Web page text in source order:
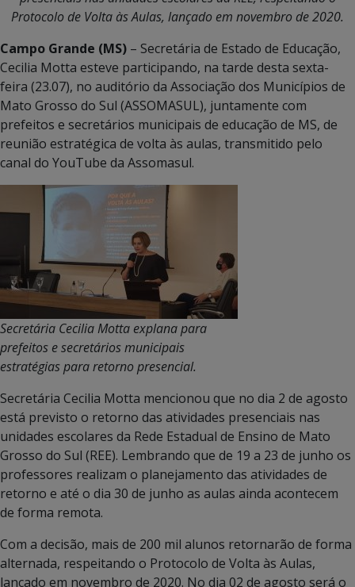
Protocolo de Volta às Aulas, lançado em novembro de 2020.
Campo Grande (MS) – Secretária de Estado de Educação,
Cecilia Motta esteve participando, na tarde desta sexta-
feira (23.07), no auditório da Associação dos Municípios de
Mato Grosso do Sul (ASSOMASUL), juntamente com
prefeitos e secretários municipais de educação de MS, de
reunião estratégica de volta às aulas, transmitido pelo
canal do YouTube da Assomasul.
Secretária Cecilia Motta explana para
prefeitos e secretários municipais
estratégias para retorno presencial.
Secretária Cecilia Motta mencionou que no dia 2 de agosto
está previsto o retorno das atividades presenciais nas
unidades escolares da Rede Estadual de Ensino de Mato
Grosso do Sul (REE). Lembrando que de 19 a 23 de junho os
professores realizam o planejamento das atividades de
retorno e até o dia 30 de junho as aulas ainda acontecem
de forma remota.
Com a decisão, mais de 200 mil alunos retornarão de forma
alternada, respeitando o Protocolo de Volta às Aulas,
lançado em novembro de 2020. No dia 02 de agosto será o